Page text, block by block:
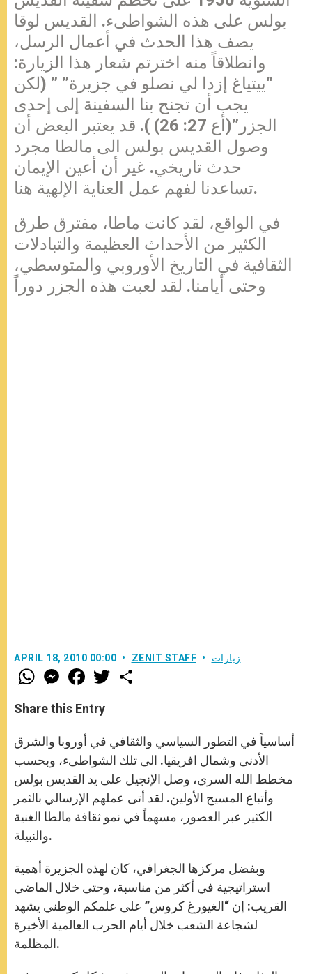
بولس على هذه الشواطىء. القديس لوقا
يصف هذا الحدث في أعمال الرسل،
وانطلاقاً منه اخترتم شعار هذا الزيارة:
“ييتياغ إزدا لي نصلو في جزيرة” ” (لكن
يجب أن تجنح بنا السفينة إلى إحدى
الجزر”(أع 27: 26) ). قد يعتبر البعض أن
وصول القديس بولس الى مالطا مجرد
حدث تاريخي. غير أن أعين الإيمان
تساعدنا لفهم عمل العناية الإلهية هنا.
في الواقع، لقد كانت ماطا، مفترق طرق
الكثير من الأحداث العظيمة والتبادلات
الثقافية في التاريخ الأوروبي والمتوسطي،
وحتى أيامنا. لقد لعبت هذه الجزر دوراً
APRIL 18, 2010 00:00 ZENIT STAFF زيارات
W
h
t
s
p
p
M
e
s
e
e
r
F
a
e
b
k
w
Share this Entry
أساسياً في التطور السياسي والثقافي في أوروبا والشرق
الأدنى وشمال افريقيا. الى تلك الشواطىء، وبحسب
مخطط الله السري، وصل الإنجيل على يد القديس بولس
وأتباع المسيح الأولين. لقد أتى عملهم الإرسالي بالثمر
الكثير عبر العصور، مسهماً في نمو ثقافة مالطا الغنية
والنبيلة.
وبفضل مركزها الجغرافي، كان لهذه الجزيرة أهمية
استراتيجية في أكثر من مناسبة، وحتى خلال الماضي
القريب: إن “الغيورغ كروس” على علمكم الوطني يشهد
لشجاعة الشعب خلال أيام الحرب العالمية الأخيرة
المظلمة.